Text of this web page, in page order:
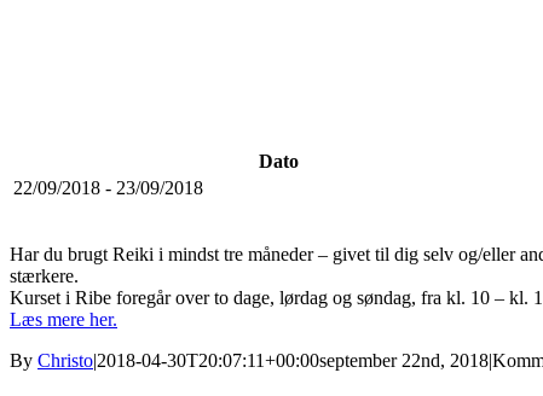
Dato
22/09/2018 - 23/09/2018
Har du brugt Reiki i mindst tre måneder – givet til dig selv og/eller
stærkere.
Kurset i Ribe foregår over to dage, lørdag og søndag, fra kl. 10 – kl.
Læs mere her.
By Christo|2018-04-30T20:07:11+00:00september 22nd, 2018|